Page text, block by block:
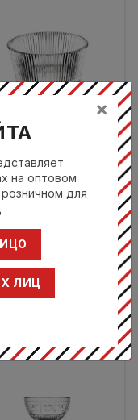
250 мл, d 10,4 см
h 5,4 см, SWEET
Рошер / La Rochere
596 руб.
складе: 122 шт.
КУПИТЬ
×
на оптовом
для
ЛИЦ